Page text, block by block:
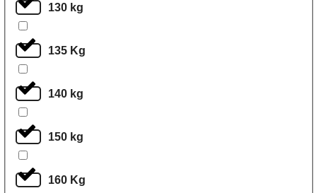
130 kg
135 Kg
140 kg
150 kg
160 Kg